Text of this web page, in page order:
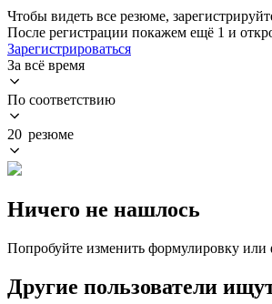
Чтобы видеть все резюме,
После регистрации покажем ещё 1 и
Зарегистрироваться
За всё время
По соответствию
20 резюме
Ничего не нашлось
Попробуйте изменить формулировку или
Другие пользователи